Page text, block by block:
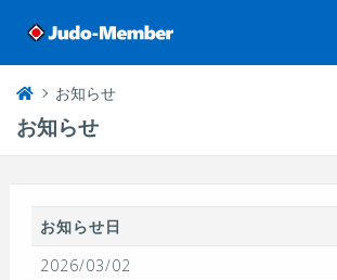
お知らせ
お知らせ
お知らせ日
2026/03/02